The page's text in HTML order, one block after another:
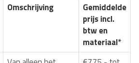
Omschrijving
Gemiddelde
prijs incl.
btw en
materiaal*